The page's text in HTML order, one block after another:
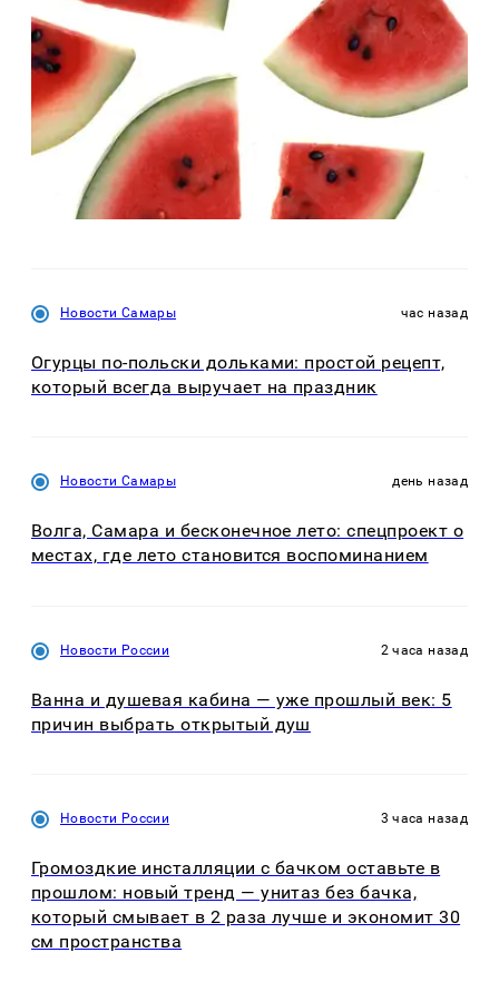
Новости Самары час назад
Огурцы по‑польски дольками: простой рецепт,
который всегда выручает на праздник
Новости Самары день назад
Волга, Самара и бесконечное лето: спецпроект о
местах, где лето становится воспоминанием
Новости России 2 часа назад
Ванна и душевая кабина — уже прошлый век: 5
причин выбрать открытый душ
Новости России 3 часа назад
Громоздкие инсталляции с бачком оставьте в
прошлом: новый тренд — унитаз без бачка,
который смывает в 2 раза лучше и экономит 30
см пространства